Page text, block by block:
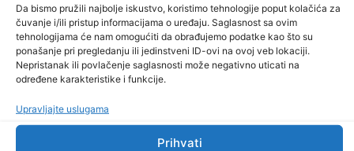
Da bismo pružili najbolje iskustvo, koristimo tehnologije poput kolačića za
čuvanje i/ili pristup informacijama o uređaju. Saglasnost sa ovim
tehnologijama će nam omogućiti da obrađujemo podatke kao što su
ponašanje pri pregledanju ili jedinstveni ID-ovi na ovoj veb lokaciji.
Nepristanak ili povlačenje saglasnosti može negativno uticati na
određene karakteristike i funkcije.
Upravljajte uslugama
Prihvati
U TK povećan broj požara
7. Augusta 2026.